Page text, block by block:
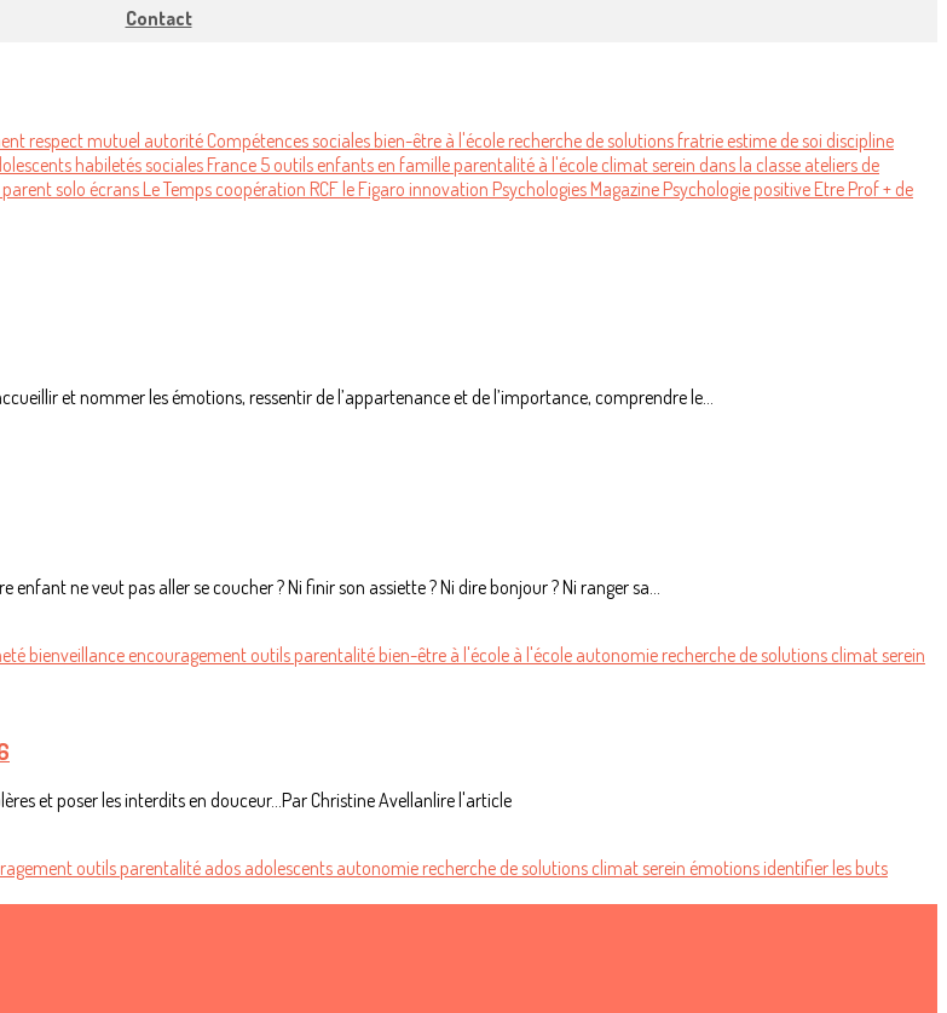
Contact
respect mutuel autorité Compétences sociales bien-être à l'école recherche de solutions fratrie estime de soi discipline
habiletés sociales France 5 outils enfants en famille parentalité à l'école climat serein dans la classe ateliers de
parent solo écrans Le Temps coopération RCF le Figaro innovation Psychologies Magazine Psychologie positive Etre Prof+ de
et nommer les émotions, ressentir de l’appartenance et de l’importance, comprendre le...
ne veut pas aller se coucher ? Ni finir son assiette ? Ni dire bonjour ? Ni ranger sa...
bienveillance encouragement outils parentalité bien-être à l'école à l'école autonomie recherche de solutions climat serein
et poser les interdits en douceur…Par Christine Avellanlire l'article
outils parentalité ados adolescents autonomie recherche de solutions climat serein émotions identifier les buts